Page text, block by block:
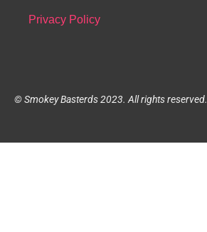
Privacy Policy
© Smokey Basterds 2023. All rights reserved.